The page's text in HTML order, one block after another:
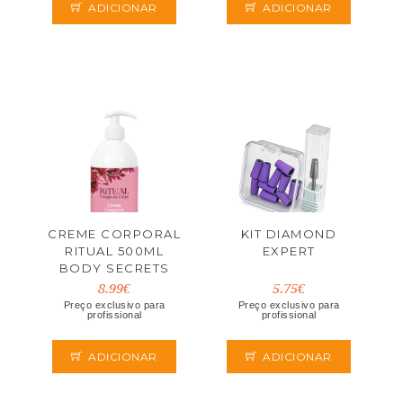
ADICIONAR ADICIONAR
CREME CORPORAL
RITUAL 500ML
BODY SECRETS
8.99€
Preço exclusivo para
profissional
ADICIONAR
KIT DIAMOND
EXPERT
5.75€
Preço exclusivo para
profissional
ADICIONAR